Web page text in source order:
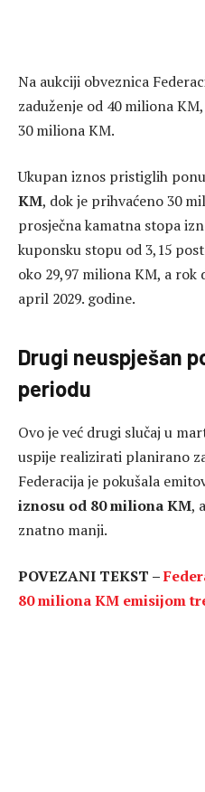
Na aukciji obveznica
zaduženje od 40 miliona
30 miliona KM.
Ukupan iznos pristiglih
KM, dok je prihvaćeno 30
prosječna kamatna stopa
kuponsku stopu od 3,15
oko 29,97 miliona KM, a rok
april 2029. godine.
Drugi neuspješan
periodu
Ovo je već drugi slučaj u
uspije realizirati planirano
Federacija je pokušala
iznosu od 80 miliona KM,
znatno manji.
POVEZANI TEKST –
80 miliona KM emisijom